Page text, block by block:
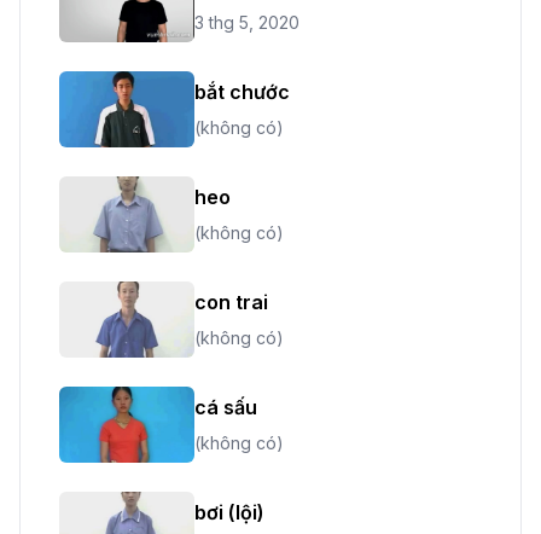
3 thg 5, 2020
bắt chước
(không có)
heo
(không có)
con trai
(không có)
cá sấu
(không có)
bơi (lội)